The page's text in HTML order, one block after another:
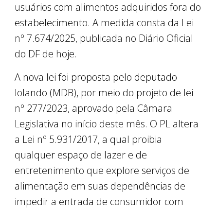
usuários com alimentos adquiridos fora do
estabelecimento. A medida consta da Lei
nº 7.674/2025, publicada no Diário Oficial
do DF de hoje.
A nova lei foi proposta pelo deputado
Iolando (MDB), por meio do projeto de lei
nº 277/2023, aprovado pela Câmara
Legislativa no início deste mês. O PL altera
a Lei nº 5.931/2017, a qual proibia
qualquer espaço de lazer e de
entretenimento que explore serviços de
alimentação em suas dependências de
impedir a entrada de consumidor com